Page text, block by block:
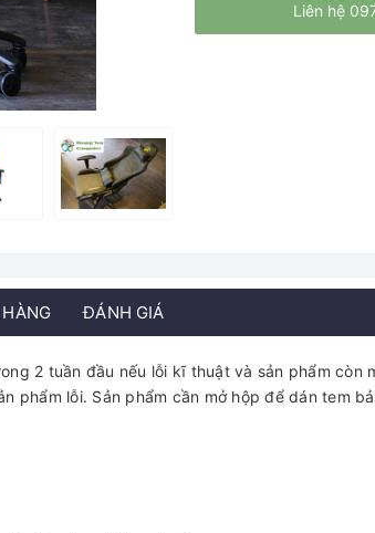
Liên hệ
ĐÁNH GIÁ
2 tuần đầu nếu lỗi kĩ thuật và sản phẩm
phẩm lỗi. Sản phẩm cần mở hộp để dán tem